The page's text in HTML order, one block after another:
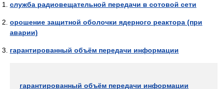
служба радиовещательной передачи в сотовой сети
орошение защитной оболочки ядерного реактора (при
аварии)
гарантированный объём передачи информации
гарантированный объём передачи информации